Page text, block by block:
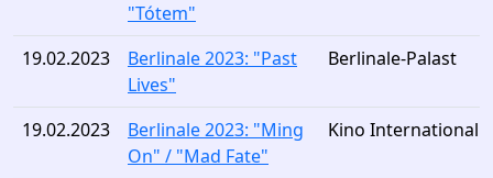
"Tótem"
19.02.2023
Berlinale 2023: "Past
Lives"
Berlinale-Palast
19.02.2023
Berlinale 2023: "Ming
On" / "Mad Fate"
Kino International